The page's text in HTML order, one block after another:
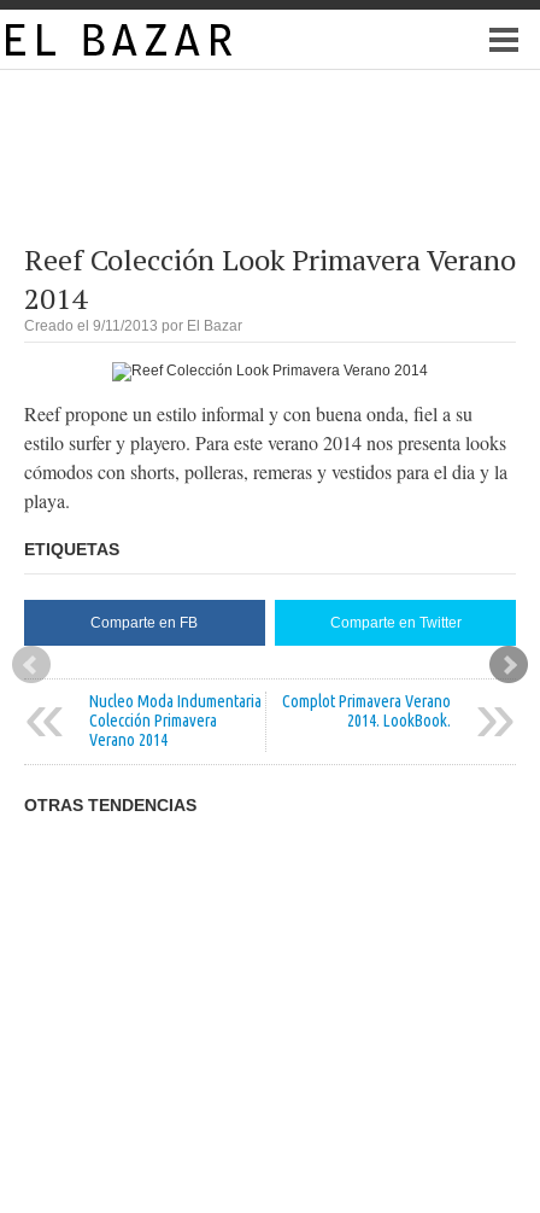
Reef Colección Look Primavera Verano
2014
Creado el 9/11/2013 por El Bazar
Reef propone un estilo informal y con buena onda, fiel a su
estilo surfer y playero. Para este verano 2014 nos presenta looks
cómodos con shorts, polleras, remeras y vestidos para el dia y la
playa.
ETIQUETAS
Comparte en FB Comparte en Twitter
«
Nucleo Moda Indumentaria
Colección Primavera
Verano 2014
»
Complot Primavera Verano
2014. LookBook.
OTRAS TENDENCIAS